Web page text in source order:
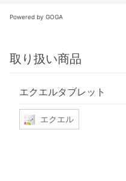
Powered by GOGA
取り扱い商品
エクエルタブレット
エクエル